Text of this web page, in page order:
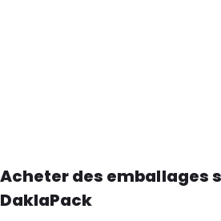
Acheter des emballages
DaklaPack